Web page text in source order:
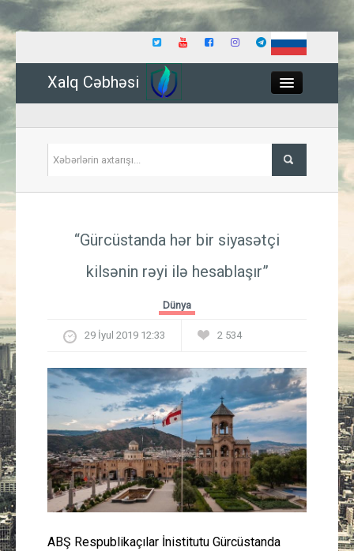
Xalq Cəbhəsi
İqtisadiyyat
Güney Azərbaycan
Mədəniyyət
Müsahibə
İdman
“Gürcüstanda hər bir siyasətçi
kilsənin rəyi ilə hesablaşır”
Dünya
29 İyul 2019 12:33 2 534
ABŞ Respublikaçılar İnistitutu Gürcüstanda